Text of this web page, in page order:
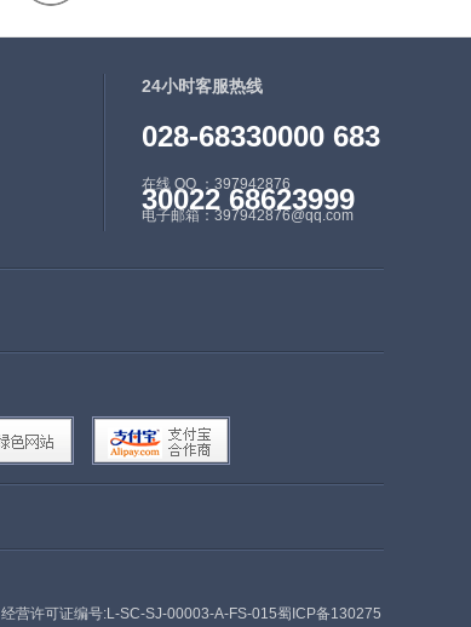
24小时客服热线
028-68330000 683
30022 68623999
在线 QQ ：397942876
电子邮箱：397942876@qq.com
经营许可证编号:L-SC-SJ-00003-A-FS-015蜀ICP备130275